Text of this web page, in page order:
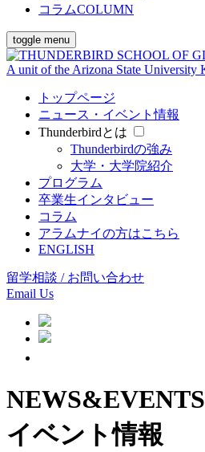
コラムCOLUMN
toggle menu
トップページ
ニュース・イベント情報
Thunderbirdとは
Thunderbirdの強み
大学・大学院紹介
プログラム
卒業生インタビュー
コラム
アラムナイの方はこちら
ENGLISH
留学相談 / お問い合わせ
Email Us
NEWS&EVENTS
イベント情報